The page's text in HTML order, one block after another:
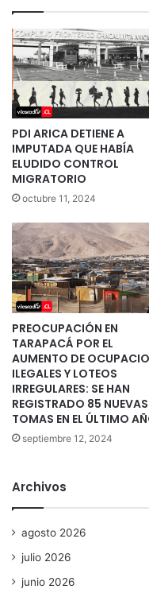
PDI ARICA DETIENE A
IMPUTADA QUE HABÍA
ELUDIDO CONTROL
MIGRATORIO
octubre 11, 2024
PREOCUPACIÓN EN
TARAPACÁ POR EL
AUMENTO DE
ILEGALES Y LOTEOS
IRREGULARES: SE HAN
REGISTRADO 85 NUEVAS
TOMAS EN EL ÚLTIMO
septiembre 12, 2024
Archivos
agosto 2026
julio 2026
junio 2026